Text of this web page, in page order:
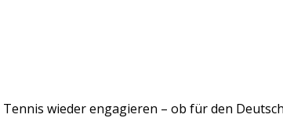
wieder engagieren – ob für den